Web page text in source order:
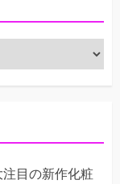
注目の新作化粧